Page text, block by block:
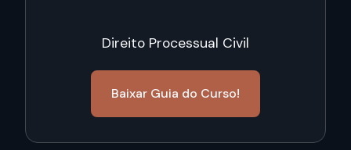
Direito Processual Civil
Baixar Guia do Curso!